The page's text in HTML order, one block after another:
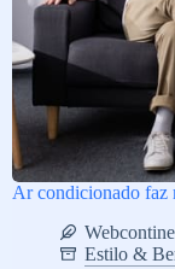
Ar condicionado faz
Estilo &